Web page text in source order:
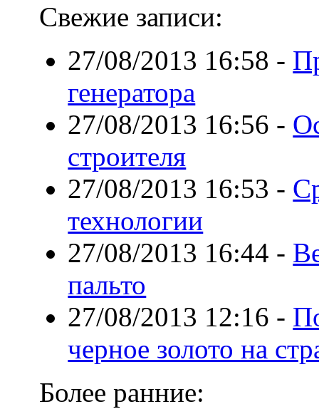
Свежие записи:
27/08/2013 16:58 -
генератора
27/08/2013 16:56 -
строителя
27/08/2013 16:53 -
технологии
27/08/2013 16:44 -
пальто
27/08/2013 12:16 -
черное золото на
Более ранние: